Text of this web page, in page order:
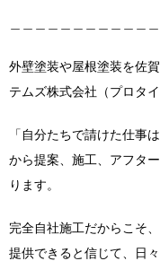
＿＿＿＿＿＿＿＿＿＿＿
外壁塗装や屋根塗装を佐
テムズ株式会社（プロタ
「自分たちで請けた仕事
から提案、施工、アフタ
ります。
完全自社施工だからこそ
提供できると信じて、日